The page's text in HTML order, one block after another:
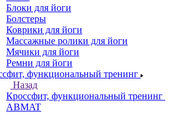
Блоки для йоги
Болстеры
Коврики для йоги
Массажные ролики для йоги
Мячики для йоги
Ремни для йоги
функциональный тренинг
Назад
Кроссфит, функциональный тренинг
ABMAT